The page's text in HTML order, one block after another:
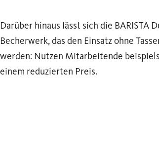
Darüber hinaus lässt sich die BARISTA
Becherwerk, das den Einsatz ohne
werden: Nutzen Mitarbeitende
einem reduzierten Preis.